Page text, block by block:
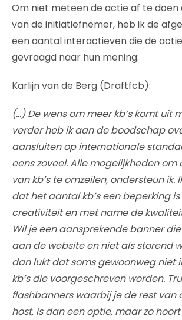
Om niet meteen de actie af te doen
van de initiatiefnemer, heb ik de
een aantal interactieven die de
gevraagd naar hun mening:
Karlijn van de Berg (Draftfcb):
(…) De wens om meer kb’s komt uit
verder heb ik aan de boodschap
aansluiten op internationale
eens zoveel. Alle mogelijkheden
van kb’s te omzeilen, ondersteun ik.
dat het aantal kb’s een beperking
creativiteit en met name de
Wil je een aansprekende banner
aan de website en niet als storend
dan lukt dat soms gewoonweg niet
kb’s die voorgeschreven worden.
flashbanners waarbij je de rest van
host, is dan een optie, maar zo